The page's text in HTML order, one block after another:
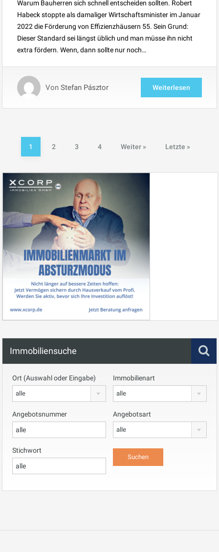
Warum Bauherren sich schnell entscheiden sollten. Robert
Habeck stoppte als damaliger Wirtschaftsminister im Januar
2022 die Förderung von Effizienzhäusern 55. Sein Grund:
Dieser Standard sei längst üblich und man müsse ihn nicht
extra fördern. Wenn, dann sollte nur noch…
Von Stefan Pásztor Weiterlesen
1 2 3 4 Weiter » Letzte »
Immobiliensuche
Ort (Auswahl oder Eingabe)
alle
Immobilienart
alle
Angebotsnummer Angebotsart
alle
Stichwort